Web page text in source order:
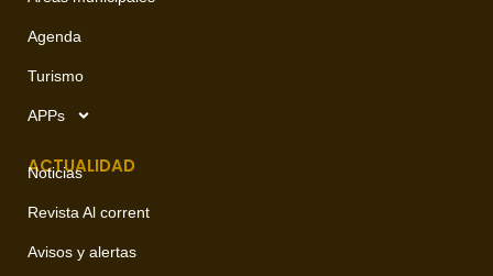
Agenda
Turismo
APPs
ACTUALIDAD
Noticias
Revista Al corrent
Avisos y alertas